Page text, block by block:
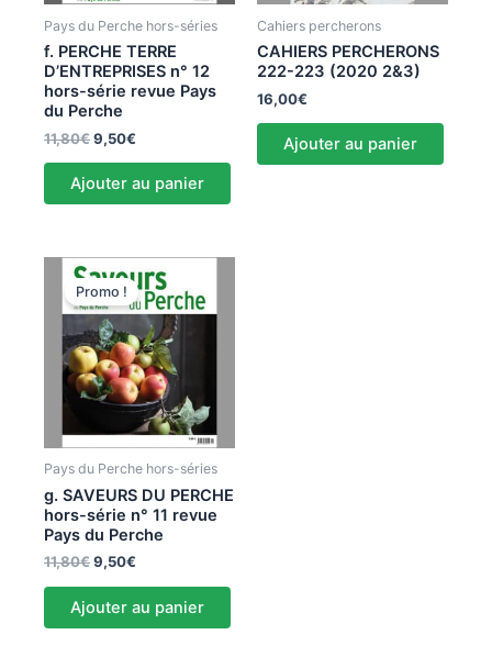
Pays du Perche hors-séries
f. PERCHE TERRE
D’ENTREPRISES n° 12
hors-série revue Pays
du Perche
11,80€9,50€
Ajouter au panier
Cahiers percherons
CAHIERS PERCHERONS
222-223 (2020 2&3)
16,00€
Ajouter au panier
Promo !
Pays du Perche hors-séries
g. SAVEURS DU PERCHE
hors-série n° 11 revue
Pays du Perche
11,80€
prix
initial
était :
11,80€.
9,50€
prix
actuel
est :
9,50€.
Ajouter au panier